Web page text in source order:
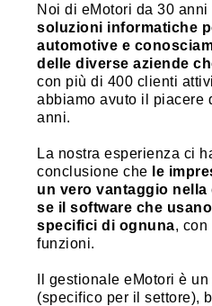
Noi di eMotori da 30 anni
soluzioni informatiche
automotive e
delle diverse aziende
con più di 400 clienti
abbiamo avuto il piacere
anni.
La nostra esperienza ci
conclusione che le
un vero vantaggio
se il software che
specifici di ognuna, con
funzioni.
Il gestionale eMotori è
(specifico per il settore),